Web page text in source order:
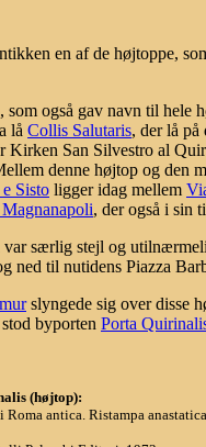
en af de højtoppe,
også gav navn til hele
lå Collis Salutaris, der lå
Kirken San Silvestro al
denne højtop og den
Sisto ligger idag mellem
, der også i sin
særlig stejl og
ned til nutidens Piazza
slyngede sig over disse
byporten Porta
(højtop):
antica. Ristampa